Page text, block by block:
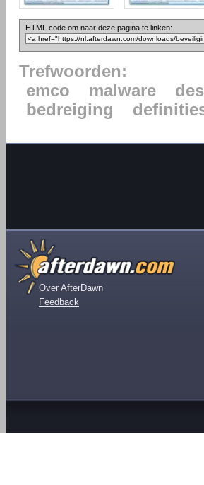
HTML code om naar deze pagina te linken:
Trefwoorden:
emco
malware
bedreiging
Over AfterDawn
Feedback